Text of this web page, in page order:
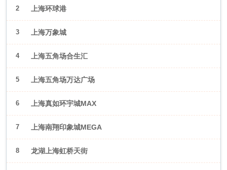
2 上海环球港
3 上海万象城
4 上海五角场合生汇
5 上海五角场万达广场
6 上海真如环宇城MAX
7 上海南翔印象城MEGA
8 龙湖上海虹桥天街